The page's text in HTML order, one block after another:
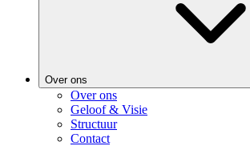
Over ons
Over ons
Geloof & Visie
Structuur
Contact